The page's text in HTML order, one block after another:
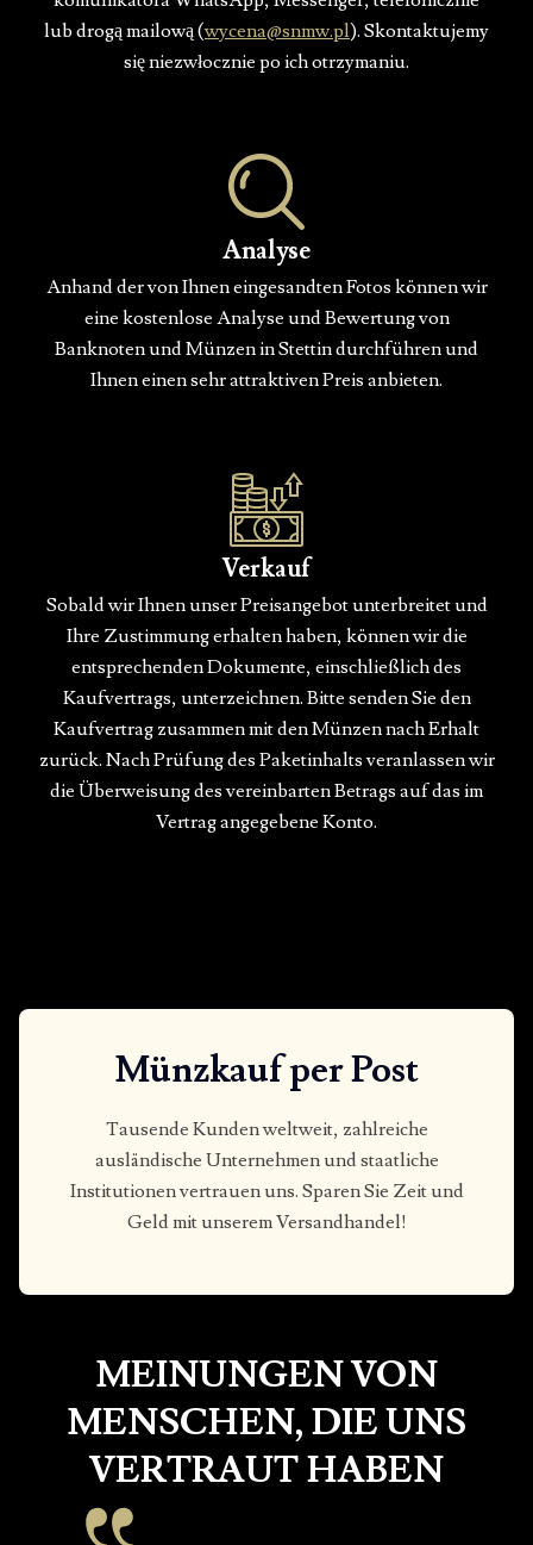
lub drogą mailową (wycena@snmw.pl). Skontaktujemy
się niezwłocznie po ich otrzymaniu.
Analyse
Anhand der von Ihnen eingesandten Fotos können wir
eine kostenlose Analyse und Bewertung von
Banknoten und Münzen in Stettin durchführen und
Ihnen einen sehr attraktiven Preis anbieten.
Verkauf
Sobald wir Ihnen unser Preisangebot unterbreitet und
Ihre Zustimmung erhalten haben, können wir die
entsprechenden Dokumente, einschließlich des
Kaufvertrags, unterzeichnen. Bitte senden Sie den
Kaufvertrag zusammen mit den Münzen nach Erhalt
zurück. Nach Prüfung des Paketinhalts veranlassen wir
die Überweisung des vereinbarten Betrags auf das im
Vertrag angegebene Konto.
Münzkauf per Post
Tausende Kunden weltweit, zahlreiche
ausländische Unternehmen und staatliche
Institutionen vertrauen uns. Sparen Sie Zeit und
Geld mit unserem Versandhandel!
MEINUNGEN VON
MENSCHEN, DIE UNS
VERTRAUT HABEN